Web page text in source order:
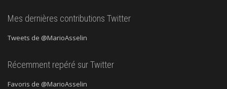
Mes dernières contributions Twitter
Tweets de @MarioAsselin
Récemment repéré sur Twitter
Favoris de @MarioAsselin